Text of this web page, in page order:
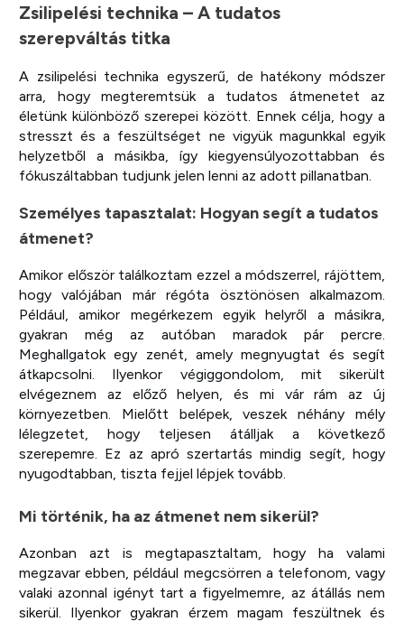
Zsilipelési technika – A tudatos
szerepváltás titka
A zsilipelési technika egyszerű, de hatékony módszer
arra, hogy megteremtsük a tudatos átmenetet az
életünk különböző szerepei között. Ennek célja, hogy a
stresszt és a feszültséget ne vigyük magunkkal egyik
helyzetből a másikba, így kiegyensúlyozottabban és
fókuszáltabban tudjunk jelen lenni az adott pillanatban.
Személyes tapasztalat: Hogyan segít a tudatos
átmenet?
Amikor először találkoztam ezzel a módszerrel, rájöttem,
hogy valójában már régóta ösztönösen alkalmazom.
Például, amikor megérkezem egyik helyről a másikra,
gyakran még az autóban maradok pár percre.
Meghallgatok egy zenét, amely megnyugtat és segít
átkapcsolni. Ilyenkor végiggondolom, mit sikerült
elvégeznem az előző helyen, és mi vár rám az új
környezetben. Mielőtt belépek, veszek néhány mély
lélegzetet, hogy teljesen átálljak a következő
szerepemre. Ez az apró szertartás mindig segít, hogy
nyugodtabban, tiszta fejjel lépjek tovább.
Mi történik, ha az átmenet nem sikerül?
Azonban azt is megtapasztaltam, hogy ha valami
megzavar ebben, például megcsörren a telefonom, vagy
valaki azonnal igényt tart a figyelmemre, az átállás nem
sikerül. Ilyenkor gyakran érzem magam feszültnek és